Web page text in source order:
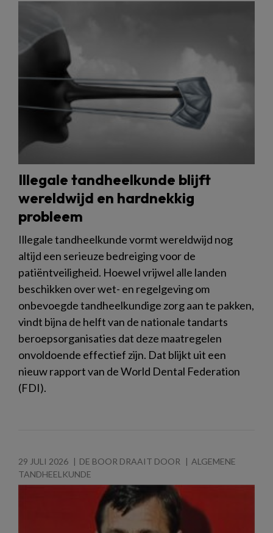
Illegale tandheelkunde blijft
wereldwijd en hardnekkig
probleem
Illegale tandheelkunde vormt wereldwijd nog
altijd een serieuze bedreiging voor de
patiëntveiligheid. Hoewel vrijwel alle landen
beschikken over wet- en regelgeving om
onbevoegde tandheelkundige zorg aan te pakken,
vindt bijna de helft van de nationale tandarts
beroepsorganisaties dat deze maatregelen
onvoldoende effectief zijn. Dat blijkt uit een
nieuw rapport van de World Dental Federation
(FDI).
29 JULI 2026 DE BOOR DRAAIT DOOR
ALGEMENE
TANDHEELKUNDE